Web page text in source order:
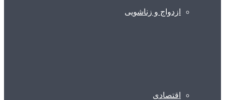
ازدواج و زناشویی
اقتصادی